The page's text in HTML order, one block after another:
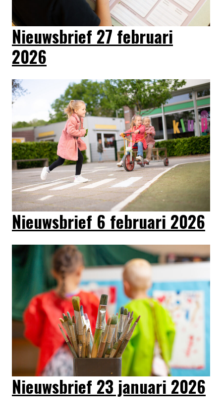
Nieuwsbrief 27 februari
2026
Nieuwsbrief 6 februari 2026
Nieuwsbrief 23 januari 2026